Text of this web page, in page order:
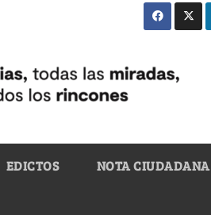
EDICTOS NOTA CIUDADANA